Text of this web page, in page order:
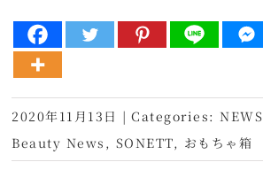
2020年11月13日 | Categories: NEWS
Beauty News , SONETT, おもちゃ箱